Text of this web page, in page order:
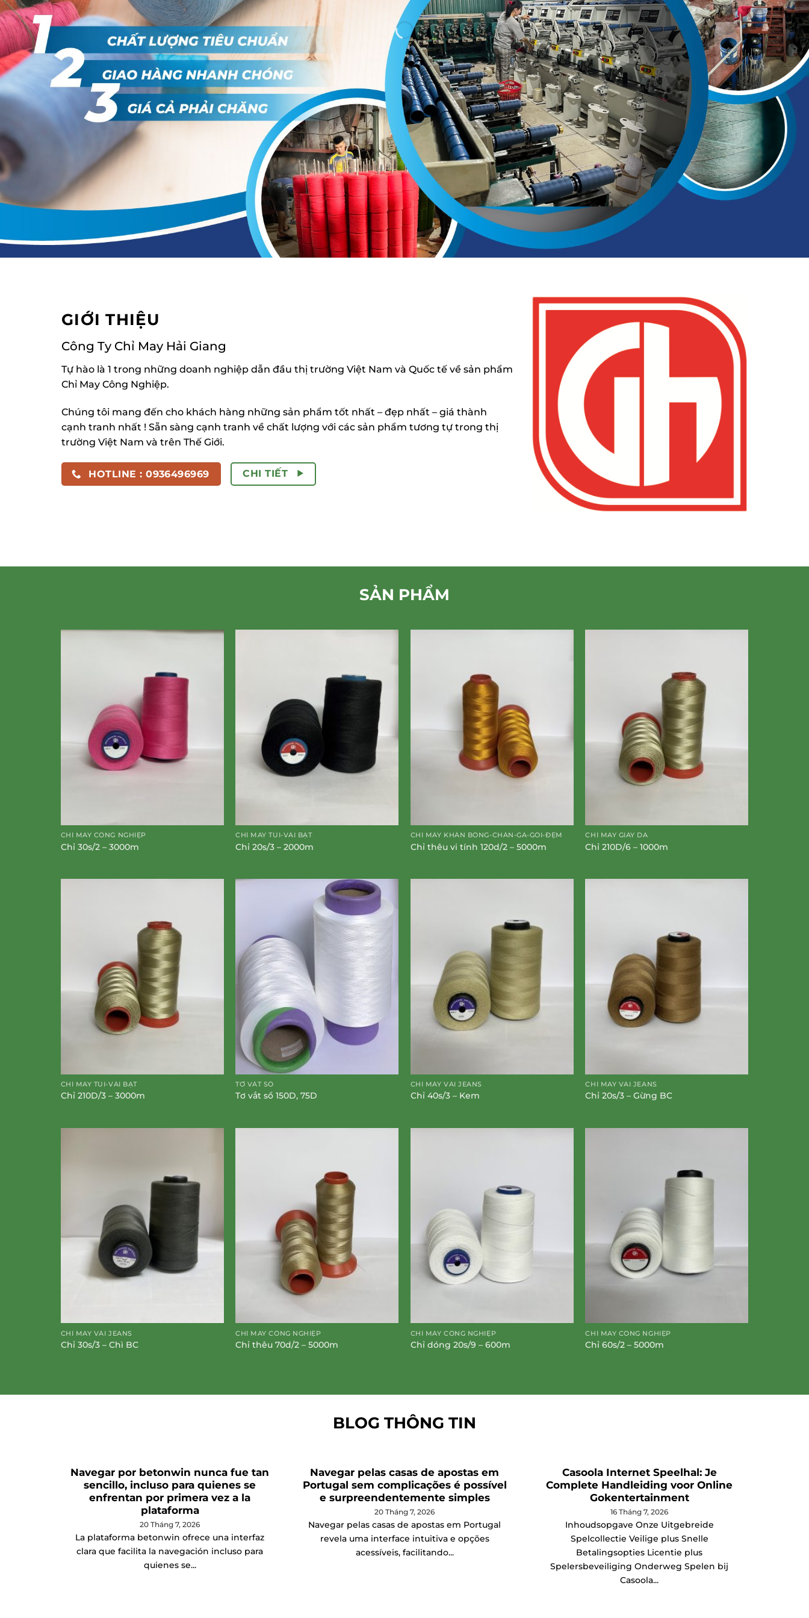
GIỚI THIỆU
Công Ty Chỉ May Hải Giang
Tự hào là 1 trong những doanh nghiệp dẫn đầu thị trường Việt Nam và Quốc tế về sản phẩm
Chỉ May Công Nghiệp.
Chúng tôi mang đến cho khách hàng những sản phẩm tốt nhất – đẹp nhất – giá thành
cạnh tranh nhất ! Sẵn sàng cạnh tranh về chất lượng với các sản phẩm tương tự trong thị
trường Việt Nam và trên Thế Giới.
HOTLINE : 0936496969 CHI TIẾT
SẢN PHẨM
CHỈ MAY CÔNG NGHIỆP
Chỉ 30s/2 – 3000m
CHỈ MAY TÚI-VẢI BẠT
Chỉ 20s/3 – 2000m
CHỈ MAY KHĂN BÔNG-CHĂN-GA-GỐI-ĐỆM
Chỉ thêu vi tính 120d/2 – 5000m
CHỈ MAY GIÀY DA
Chỉ 210D/6 – 1000m
CHỈ MAY TÚI-VẢI BẠT
Chỉ 210D/3 – 3000m
TƠ VẮT SỔ
Tơ vắt sổ 150D, 75D
CHỈ MAY VẢI JEANS
Chỉ 40s/3 – Kem
CHỈ MAY VẢI JEANS
Chỉ 20s/3 – Gừng BC
CHỈ MAY VẢI JEANS
Chỉ 30s/3 – Chì BC
CHỈ MAY CÔNG NGHIỆP
Chỉ thêu 70d/2 – 5000m
CHỈ MAY CÔNG NGHIỆP
Chỉ dóng 20s/9 – 600m
CHỈ MAY CÔNG NGHIỆP
Chỉ 60s/2 – 5000m
BLOG THÔNG TIN
Navegar por betonwin nunca fue tan
sencillo, incluso para quienes se
enfrentan por primera vez a la
plataforma
20 Tháng 7, 2026
La plataforma betonwin ofrece una interfaz
clara que facilita la navegación incluso para
quienes se...
Navegar pelas casas de apostas em
Portugal sem complicações é possível
e surpreendentemente simples
20 Tháng 7, 2026
Navegar pelas casas de apostas em Portugal
revela uma interface intuitiva e opções
acessíveis, facilitando...
Casoola Internet Speelhal: Je
Complete Handleiding voor Online
Gokentertainment
16 Tháng 7, 2026
Inhoudsopgave Onze Uitgebreide
Spelcollectie Veilige plus Snelle
Betalingsopties Licentie plus
Spelersbeveiliging Onderweg Spelen bij
Casoola...